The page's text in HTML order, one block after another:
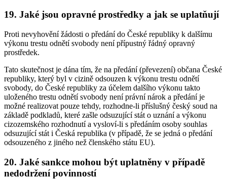
19. Jaké jsou opravné prostředky a jak se uplatňují
Proti nevyhovění žádosti o předání do České republiky k dalšímu
výkonu trestu odnětí svobody není přípustný řádný opravný
prostředek.
Tato skutečnost je dána tím, že na předání (převezení) občana České
republiky, který byl v cizině odsouzen k výkonu trestu odnětí
svobody, do České republiky za účelem dalšího výkonu takto
uloženého trestu odnětí svobody není právní nárok a předání je
možné realizovat pouze tehdy, rozhodne-li příslušný český soud na
základě podkladů, které zašle odsuzující stát o uznání a výkonu
cizozemského rozhodnutí a vysloví-li s předáním osoby souhlas
odsuzující stát i Česká republika (v případě, že se jedná o předání
odsouzeného z jiného než členského státu EU).
20. Jaké sankce mohou být uplatněny v případě
nedodržení povinností